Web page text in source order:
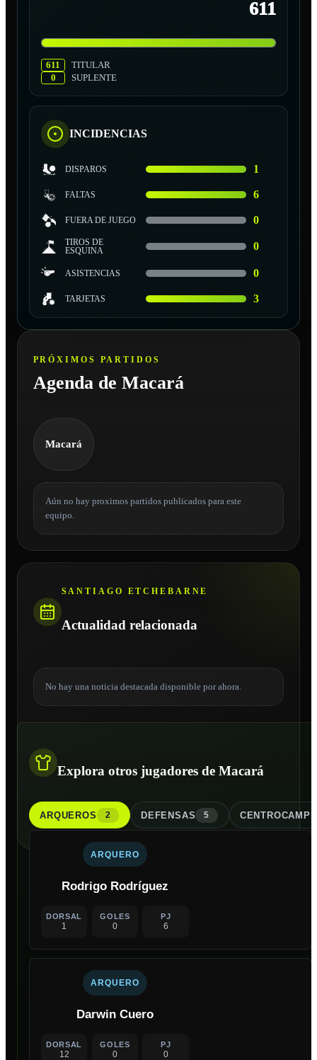
611
611
TITULAR
0
SUPLENTE
INCIDENCIAS
DISPAROS 1
FALTAS 6
FUERA DE JUEGO 0
TIROS DE
ESQUINA
0
ASISTENCIAS 0
TARJETAS 3
PRÓXIMOS PARTIDOS
Agenda de Macará
Macará
Aún no hay proximos partidos publicados para este
equipo.
SANTIAGO ETCHEBARNE
Actualidad relacionada
No hay una noticia destacada disponible por ahora.
Explora otros jugadores de Macará
ARQUEROS 2 DEFENSAS 5
ARQUERO
Rodrigo Rodríguez
DORSAL
1
GOLES
0
PJ
6
ARQUERO
Darwin Cuero
DORSAL
12
GOLES
0
PJ
0